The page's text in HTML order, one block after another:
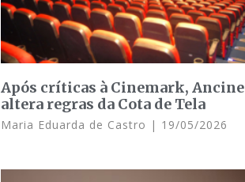
Após críticas à Cinemark, Ancine
altera regras da Cota de Tela
Maria Eduarda de Castro 19/05/2026